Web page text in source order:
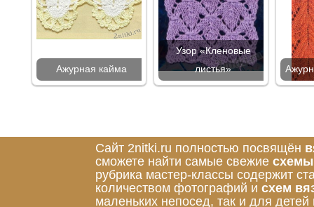
Ажурная кайма
Узор «Кленовые
листья»
Сайт 2nitki.ru полностью посвящён
сможете найти самые свежие схемы
рубрика мастер-классы содержит
количеством фотографий и схем
маленьких непосед, так и для